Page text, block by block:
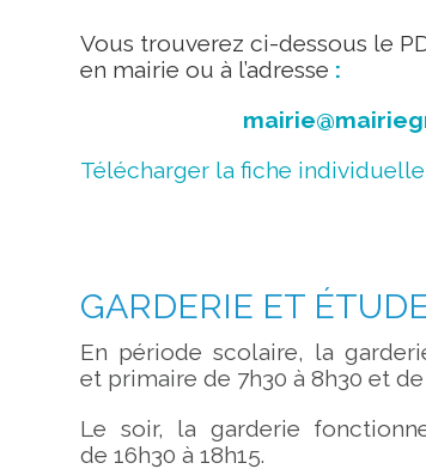
Vous trouverez ci-dessous le
en mairie ou à l’adresse :
Télécharger la fiche
GARDERIE ET
En période scolaire, la
et primaire de 7h30 à 8h30 et de
Le soir, la garderie
de 16h30 à 18h15.